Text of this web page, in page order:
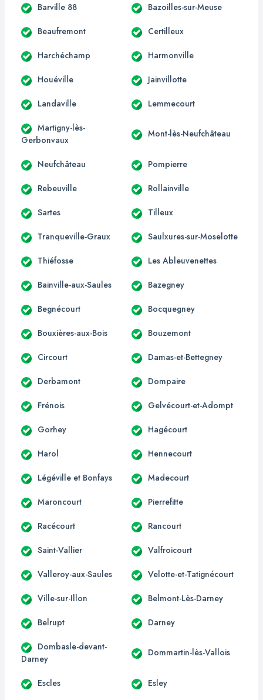
Barville 88 Bazoilles-sur-Meuse
Beaufremont Certilleux
Harchéchamp Harmonville
Houéville Jainvillotte
Landaville Lemmecourt
Martigny-lès-
Gerbonvaux
Mont-lès-Neufchâteau
Neufchâteau Pompierre
Rebeuville Rollainville
Sartes Tilleux
Tranqueville-Graux Saulxures-sur-Moselotte
Thiéfosse Les Ableuvenettes
Bainville-aux-Saules Bazegney
Begnécourt Bocquegney
Bouxières-aux-Bois Bouzemont
Circourt Damas-et-Bettegney
Derbamont Dompaire
Frénois Gelvécourt-et-Adompt
Gorhey Hagécourt
Harol Hennecourt
Légéville et Bonfays Madecourt
Maroncourt Pierrefitte
Racécourt Rancourt
Saint-Vallier Valfroicourt
Valleroy-aux-Saules Velotte-et-Tatignécourt
Ville-sur-Illon Belmont-Lès-Darney
Belrupt Darney
Dombasle-devant-
Darney
Dommartin-lès-Vallois
Escles Esley